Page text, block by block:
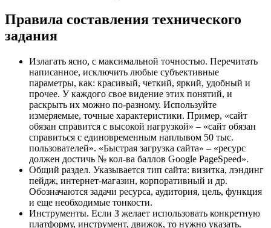
Правила составления технического
задания
Излагать ясно, с максимальной точностью. Перечитать
написанное, исключить любые субъективные
параметры, как: красивый, четкий, яркий, удобный и
прочее. У каждого свое видение этих понятий, и
раскрыть их можно по-разному. Используйте
измеряемые, точные характеристики. Пример, «сайт
обязан справится с высокой нагрузкой» – «сайт обязан
справиться с единовременным наплывом 50 тыс.
пользователей». «Быстрая загрузка сайта» – «ресурс
должен достичь № кол-ва баллов Google PageSpeed».
Общий раздел. Указывается тип сайта: визитка, лэндинг
пейдж, интернет-магазин, корпоративный и др.
Обозначаются задачи ресурса, аудитория, цель, функция
и еще необходимые тонкости.
Инструменты. Если З желает использовать конкретную
платформу, инструмент, движок, то нужно указать.